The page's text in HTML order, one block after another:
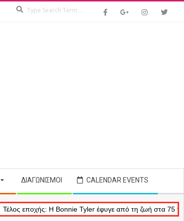
ΔΙΑΓΩΝΙΣΜΟΊ CALENDAR EVENTS
Η Bonnie Tyler έφυγε από τη ζωή στα 75 της